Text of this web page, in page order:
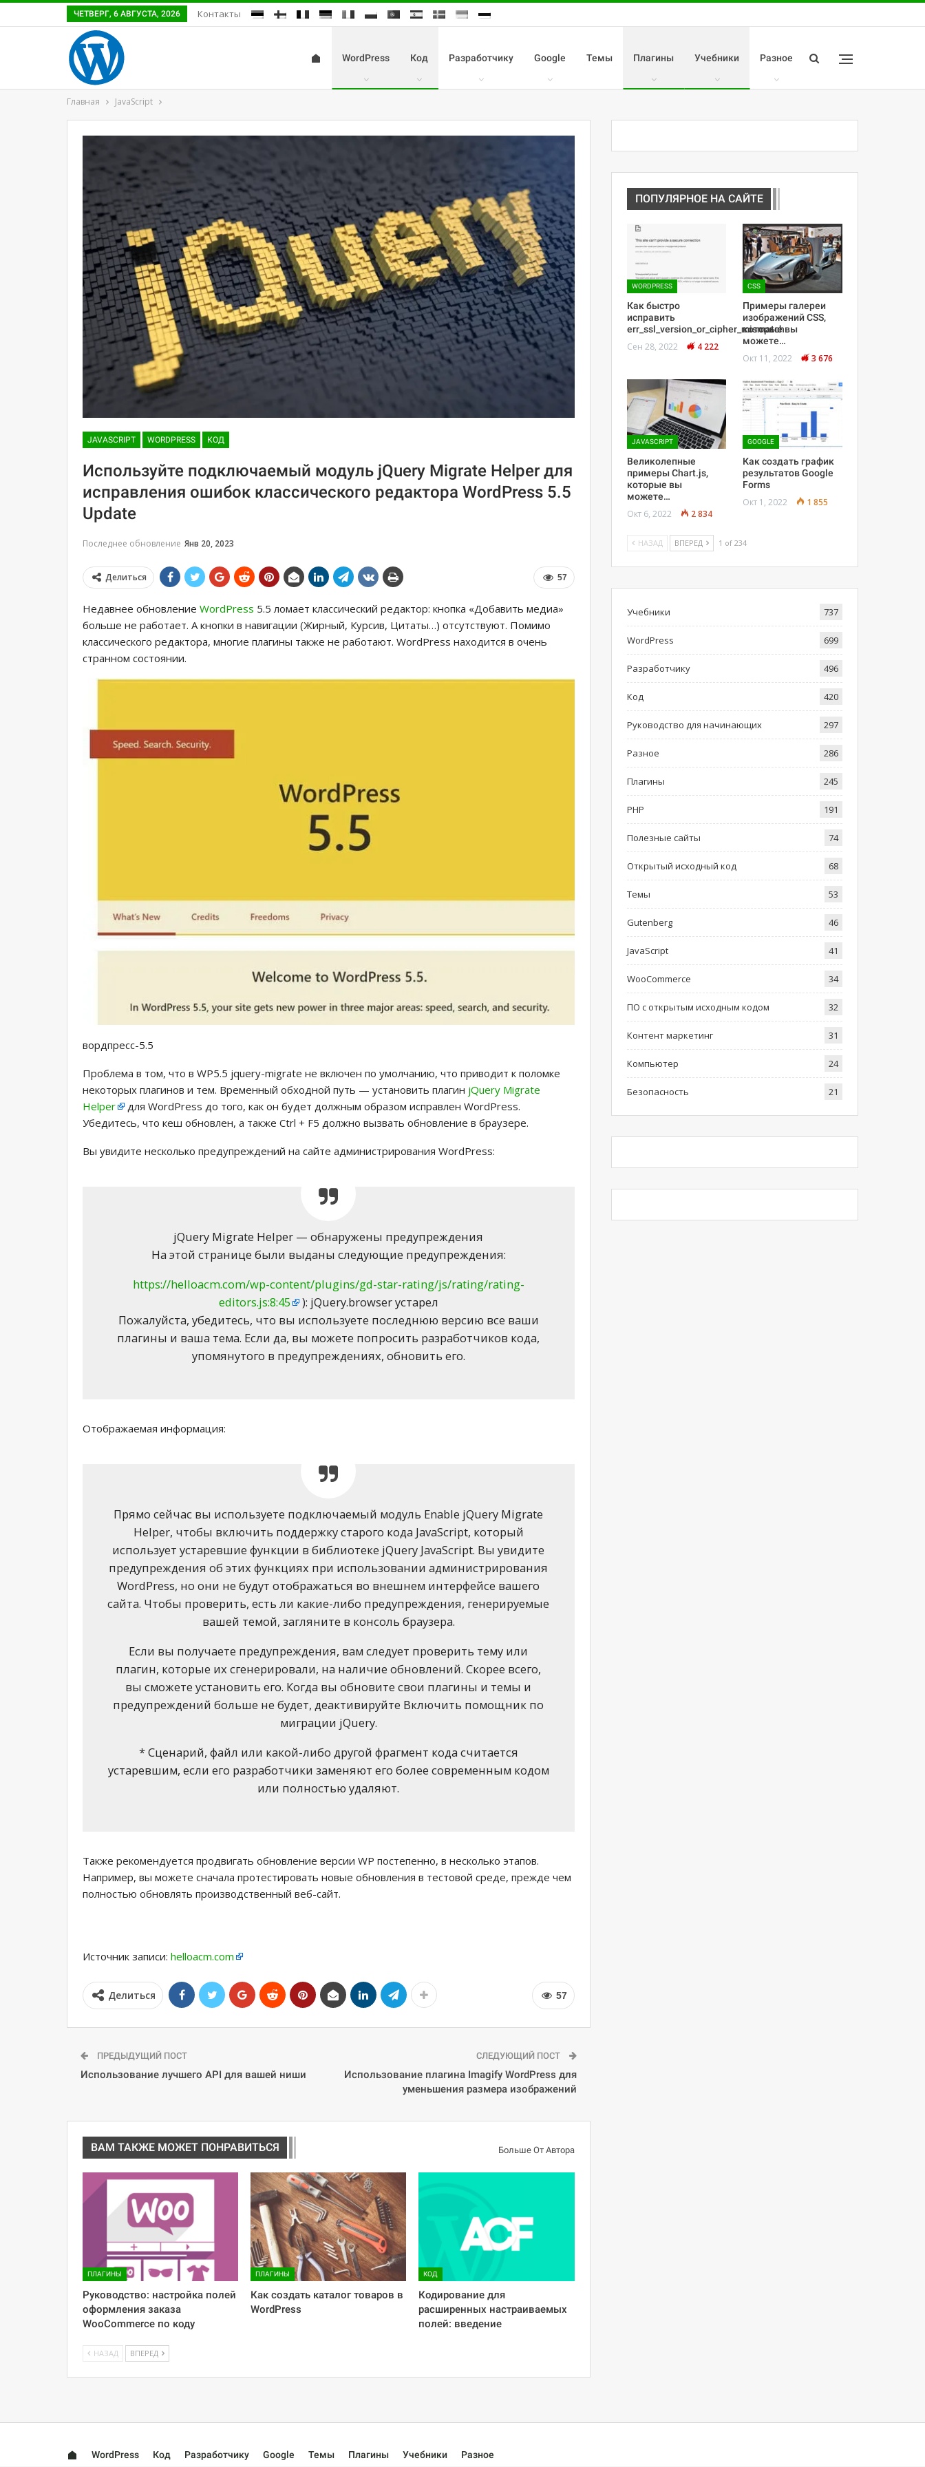
ЧЕТВЕРГ, 6 АВГУСТА, 2026 Контакты
WordPress Код Разработчику Google Темы Плагины Учебники Разное
Главная JavaScript
JAVASCRIPT WORDPRESS КОД
Используйте подключаемый модуль jQuery Migrate Helper для
исправления ошибок классического редактора WordPress 5.5
Update
Последнее обновление Янв 20, 2023
57
Делиться
Недавнее обновление WordPress 5.5 ломает классический редактор: кнопка «Добавить медиа»
больше не работает. А кнопки в навигации (Жирный, Курсив, Цитаты…) отсутствуют. Помимо
классического редактора, многие плагины также не работают. WordPress находится в очень
странном состоянии.
вордпресс-5.5
Проблема в том, что в WP5.5 jquery-migrate не включен по умолчанию, что приводит к поломке
некоторых плагинов и тем. Временный обходной путь — установить плагин jQuery Migrate
Helper
для WordPress до того, как он будет должным образом исправлен WordPress.
Убедитесь, что кеш обновлен, а также Ctrl + F5 должно вызвать обновление в браузере.
Вы увидите несколько предупреждений на сайте администрирования WordPress:
jQuery Migrate Helper — обнаружены предупреждения
На этой странице были выданы следующие предупреждения:
https://helloacm.com/wp-content/plugins/gd-star-rating/js/rating/rating-
editors.js:8:45 ): jQuery.browser устарел
Пожалуйста, убедитесь, что вы используете последнюю версию все ваши
плагины и ваша тема. Если да, вы можете попросить разработчиков кода,
упомянутого в предупреждениях, обновить его.
Отображаемая информация:
Прямо сейчас вы используете подключаемый модуль Enable jQuery Migrate
Helper, чтобы включить поддержку старого кода JavaScript, который
использует устаревшие функции в библиотеке jQuery JavaScript. Вы увидите
предупреждения об этих функциях при использовании администрирования
WordPress, но они не будут отображаться во внешнем интерфейсе вашего
сайта. Чтобы проверить, есть ли какие-либо предупреждения, генерируемые
вашей темой, загляните в консоль браузера.
Если вы получаете предупреждения, вам следует проверить тему или
плагин, которые их сгенерировали, на наличие обновлений. Скорее всего,
вы сможете установить его. Когда вы обновите свои плагины и темы и
предупреждений больше не будет, деактивируйте Включить помощник по
миграции jQuery.
* Сценарий, файл или какой-либо другой фрагмент кода считается
устаревшим, если его разработчики заменяют его более современным кодом
или полностью удаляют.
Также рекомендуется продвигать обновление версии WP постепенно, в несколько этапов.
Например, вы можете сначала протестировать новые обновления в тестовой среде, прежде чем
полностью обновлять производственный веб-сайт.
Источник записи: helloacm.com
57
Делиться
ПРЕДЫДУЩИЙ ПОСТ
Использование лучшего API для вашей ниши
СЛЕДУЮЩИЙ ПОСТ
Использование плагина Imagify WordPress для
уменьшения размера изображений
ВАМ ТАКЖЕ МОЖЕТ ПОНРАВИТЬСЯ Больше От Автора
ПЛАГИНЫ
Руководство: настройка полей
оформления заказа
WooCommerce по коду
ПЛАГИНЫ
Как создать каталог товаров в
WordPress
КОД
Кодирование для
расширенных настраиваемых
полей: введение
НАЗАД ВПЕРЕД
ПОПУЛЯРНОЕ НА САЙТЕ
WORDPRESS
Как быстро
исправить
err_ssl_version_or_cipher_mismatch
Сен 28, 2022 4 222
CSS
Примеры галереи
изображений CSS,
которые вы
можете…
Окт 11, 2022 3 676
JAVASCRIPT
Великолепные
примеры Chart.js,
которые вы
можете…
Окт 6, 2022 2 834
GOOGLE
Как создать график
результатов Google
Forms
Окт 1, 2022 1 855
НАЗАД ВПЕРЕД 1 of 234
Учебники 737
WordPress 699
Разработчику 496
Код 420
Руководство для начинающих 297
Разное 286
Плагины 245
PHP 191
Полезные сайты 74
Открытый исходный код 68
Темы 53
Gutenberg 46
JavaScript 41
WooCommerce 34
ПО с открытым исходным кодом 32
Контент маркетинг 31
Компьютер 24
Безопасность 21
WordPress Код Разработчику Google Темы Плагины Учебники Разное